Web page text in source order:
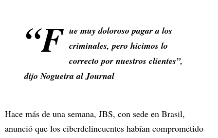
“F ue muy doloroso pagar a los
criminales, pero hicimos lo
correcto por nuestros clientes”,
dijo Nogueira alJournal
Hace más de una semana, JBS, con sede en Brasil,
anunció que los ciberdelincuentes habían comprometido